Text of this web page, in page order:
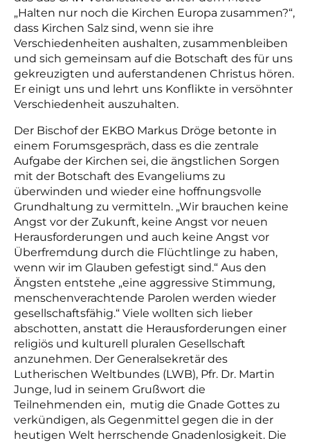
„Halten nur noch die Kirchen Europa zusammen?“,
dass Kirchen Salz sind, wenn sie ihre
Verschiedenheiten aushalten, zusammenbleiben
und sich gemeinsam auf die Botschaft des für uns
gekreuzigten und auferstandenen Christus hören.
Er einigt uns und lehrt uns Konflikte in versöhnter
Verschiedenheit auszuhalten.
Der Bischof der EKBO Markus Dröge betonte in
einem Forumsgespräch, dass es die zentrale
Aufgabe der Kirchen sei, die ängstlichen Sorgen
mit der Botschaft des Evangeliums zu
überwinden und wieder eine hoffnungsvolle
Grundhaltung zu vermitteln. „Wir brauchen keine
Angst vor der Zukunft, keine Angst vor neuen
Herausforderungen und auch keine Angst vor
Überfremdung durch die Flüchtlinge zu haben,
wenn wir im Glauben gefestigt sind.“ Aus den
Ängsten entstehe „eine aggressive Stimmung,
menschenverachtende Parolen werden wieder
gesellschaftsfähig.“ Viele wollten sich lieber
abschotten, anstatt die Herausforderungen einer
religiös und kulturell pluralen Gesellschaft
anzunehmen. Der Generalsekretär des
Lutherischen Weltbundes (LWB), Pfr. Dr. Martin
Junge, lud in seinem Grußwort die
Teilnehmenden ein, mutig die Gnade Gottes zu
verkündigen, als Gegenmittel gegen die in der
heutigen Welt herrschende Gnadenlosigkeit. Die